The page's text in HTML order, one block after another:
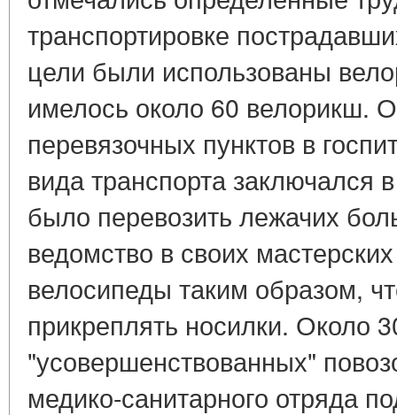
транспортировке
цели были использованы
имелось около 60 велорикш.
перевязочных пунктов в
вида транспорта заключался
было перевозить лежачих
ведомство в своих
велосипеды таким образом,
прикреплять носилки. Около
"усовершенствованных"
медико-санитарного отряда